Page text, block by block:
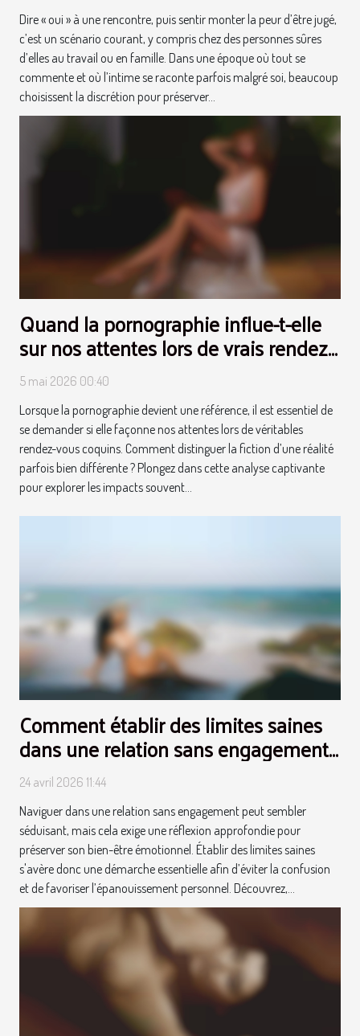
Dire « oui » à une rencontre, puis sentir monter la peur d’être jugé,
c’est un scénario courant, y compris chez des personnes sûres
d’elles au travail ou en famille. Dans une époque où tout se
commente et où l’intime se raconte parfois malgré soi, beaucoup
choisissent la discrétion pour préserver...
Quand la pornographie influe-t-elle
sur nos attentes lors de vrais rendez-
vous coquins ?
5 mai 2026 00:40
Lorsque la pornographie devient une référence, il est essentiel de
se demander si elle façonne nos attentes lors de véritables
rendez-vous coquins. Comment distinguer la fiction d’une réalité
parfois bien différente ? Plongez dans cette analyse captivante
pour explorer les impacts souvent...
Comment établir des limites saines
dans une relation sans engagement
?
24 avril 2026 11:44
Naviguer dans une relation sans engagement peut sembler
séduisant, mais cela exige une réflexion approfondie pour
préserver son bien-être émotionnel. Établir des limites saines
s'avère donc une démarche essentielle afin d’éviter la confusion
et de favoriser l’épanouissement personnel. Découvrez,...